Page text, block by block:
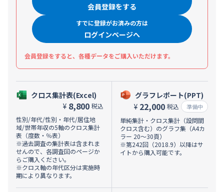
会員登録をする
すでに登録がお済みの方は
ログインページへ
会員登録をすると、各種データをご購入いただけます。
クロス集計表(Excel)
¥ 8,800 税込
性別/年代/性別・年代/居住地
域/世帯年収の5軸のクロス集計
表（度数・％表）
※過去調査の集計表は含まれま
せんので、各調査回のページか
らご購入ください。
※クロス軸の年代区分は実施時
期により異なります。
グラフレポート(PPT)
¥ 22,000 税込 準備中
単純集計・クロス集計（設問間
クロス含む）のグラフ集（A4カ
ラー 20～30頁）
※第242回（2018.9）以降はサ
イトから購入可能です。